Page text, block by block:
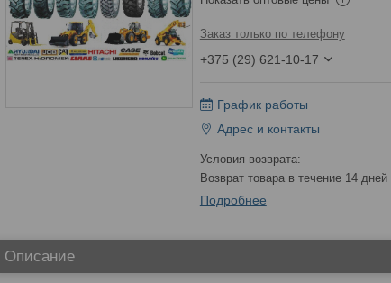
Заказ только по телефону
+375 (29) 621-10-17
График работы
Адрес и контакты
возврат товара в течение 14 дней
Подробнее
Описание